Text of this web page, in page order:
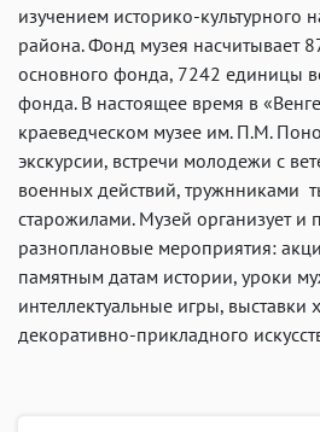
изучением историко-культурного
района. Фонд музея насчитывает
основного фонда, 7242 единицы
фонда. В настоящее время в
краеведческом музее им. П.М.
экскурсии, встречи молодежи с
военных действий, тружнниками
старожилами. Музей организует и
разноплановые мероприятия:
памятным датам истории, уроки
интеллектуальные игры, выставки
декоративно-прикладного